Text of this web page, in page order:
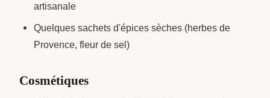
artisanale
Quelques sachets d'épices sèches (herbes de
Provence, fleur de sel)
Cosmétiques